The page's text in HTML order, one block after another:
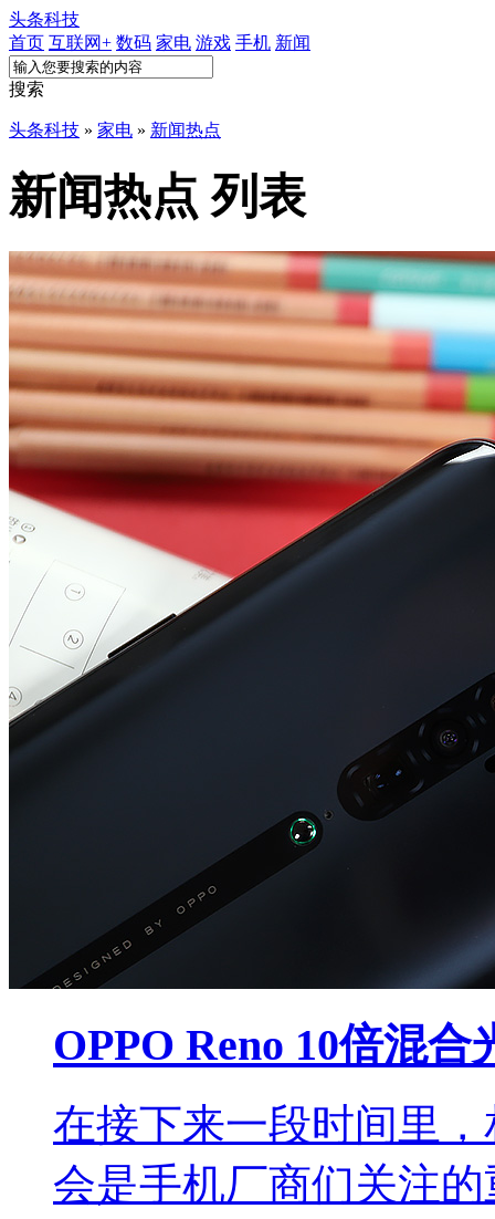
头条科技
首页 互联网+ 数码 家电 游戏 手机 新闻
搜索
头条科技 » 家电 » 新闻热点
新闻热点 列表
OPPO Reno 10倍混
在接下来一段时间里
会是手机厂商们关注